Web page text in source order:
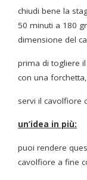
chiudi bene la
50 minuti a 180
dimensione del
prima di togliere
con una
servi il cavolfiore
un’idea in più:
puoi rendere
cavolfiore a fine